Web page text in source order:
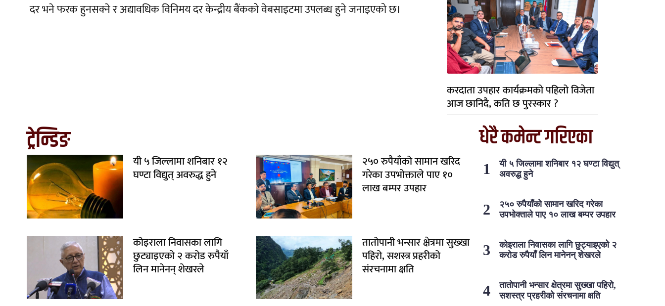
दर भने फरक हुनसक्ने र अद्यावधिक विनिमय दर केन्द्रीय बैंकको वेबसाइटमा उपलब्ध हुने जनाइएको छ।
करदाता उपहार कार्यक्रमको पहिलो विजेता
आज छानिदै, कति छ पुरस्कार ?
ट्रेन्डिङ
यी ५ जिल्लामा शनिबार १२
घण्टा विद्युत् अवरुद्ध हुने
२५० रुपैयाँको सामान खरिद
गरेका उपभोक्ताले पाए १०
लाख बम्पर उपहार
कोइराला निवासका लागि
छुट्याइएको २ करोड रुपैयाँ
लिन मानेनन् शेखरले
तातोपानी भन्सार क्षेत्रमा सुख्खा
पहिरो, सशस्त्र प्रहरीको
संरचनामा क्षति
धेरै कमेन्ट गरिएका
यी ५ जिल्लामा शनिबार १२ घण्टा विद्युत्
अवरुद्ध हुने
२५० रुपैयाँको सामान खरिद गरेका
उपभोक्ताले पाए १० लाख बम्पर उपहार
कोइराला निवासका लागि छुट्याइएको २
करोड रुपैयाँ लिन मानेनन् शेखरले
तातोपानी भन्सार क्षेत्रमा सुख्खा पहिरो,
सशस्त्र प्रहरीको संरचनामा क्षति